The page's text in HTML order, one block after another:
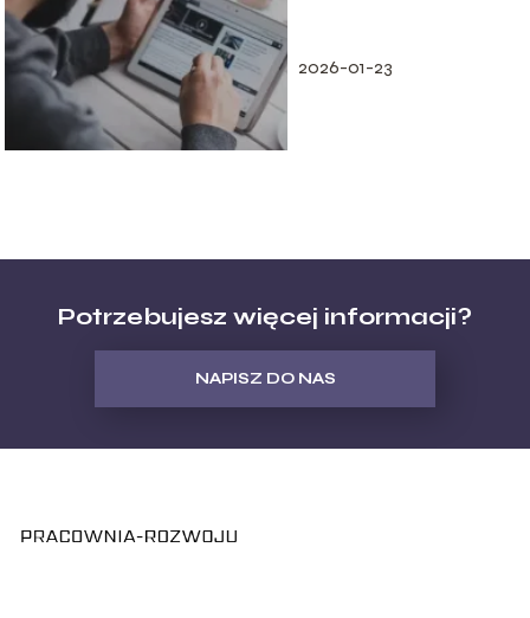
2026-01-23
Potrzebujesz więcej informacji?
NAPISZ DO NAS